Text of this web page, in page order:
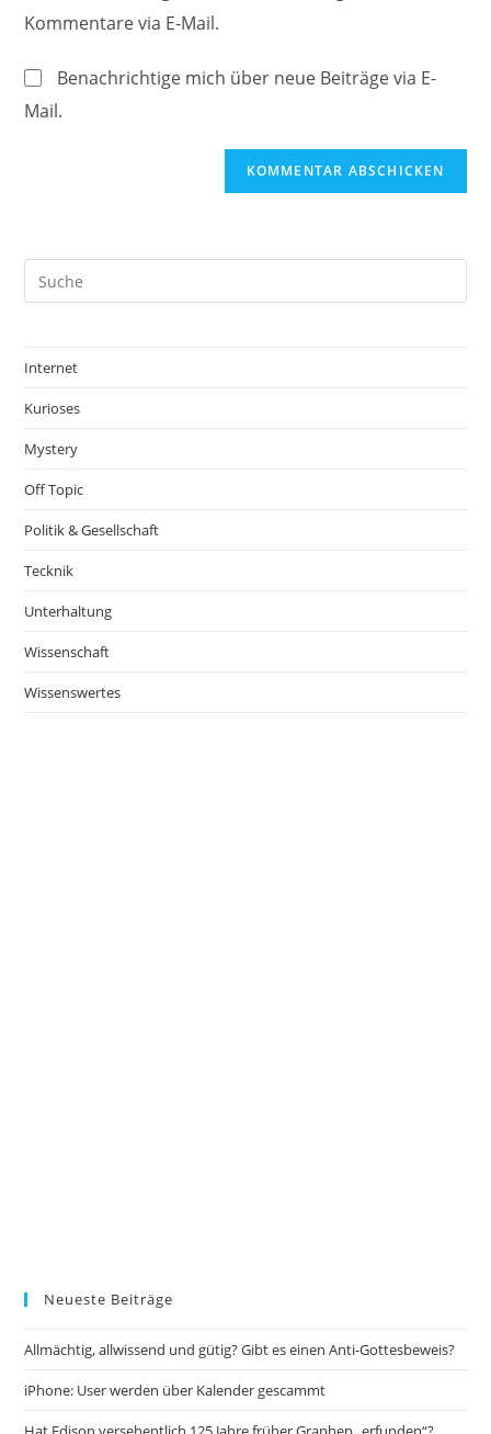
Kommentieren
ein
Kommentare via E-Mail.
Benachrichtige mich über neue Beiträge via E-
Mail.
Internet
Kurioses
Mystery
Off Topic
Politik & Gesellschaft
Tecknik
Unterhaltung
Wissenschaft
Wissenswertes
Neueste Beiträge
Allmächtig, allwissend und gütig? Gibt es einen Anti-Gottesbeweis?
iPhone: User werden über Kalender gescammt